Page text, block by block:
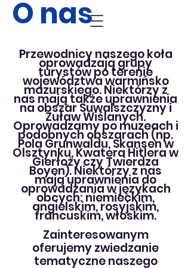
O nas
Przewodnicy naszego koła
oprowadzają grupy
turystów po terenie
województwa warmińsko
mazurskiego. Niektórzy z
nas mają także uprawnienia
na obszar Suwalszczyzny i
Żuław Wiślanych.
Oprowadzamy po muzeach i
podobnych obszarach (np.
Pola Grunwaldu, Skansen w
Olsztynku, Kwatera Hitlera w
Gierłoży czy Twierdza
Boyen). Niektórzy z nas
mająuprawnienia do
oprowadzania w językach
obcych: niemieckim,
angielskim, rosyjskim,
francuskim, włoskim.
Zainteresowanym
oferujemy zwiedzanie
tematyczne naszego